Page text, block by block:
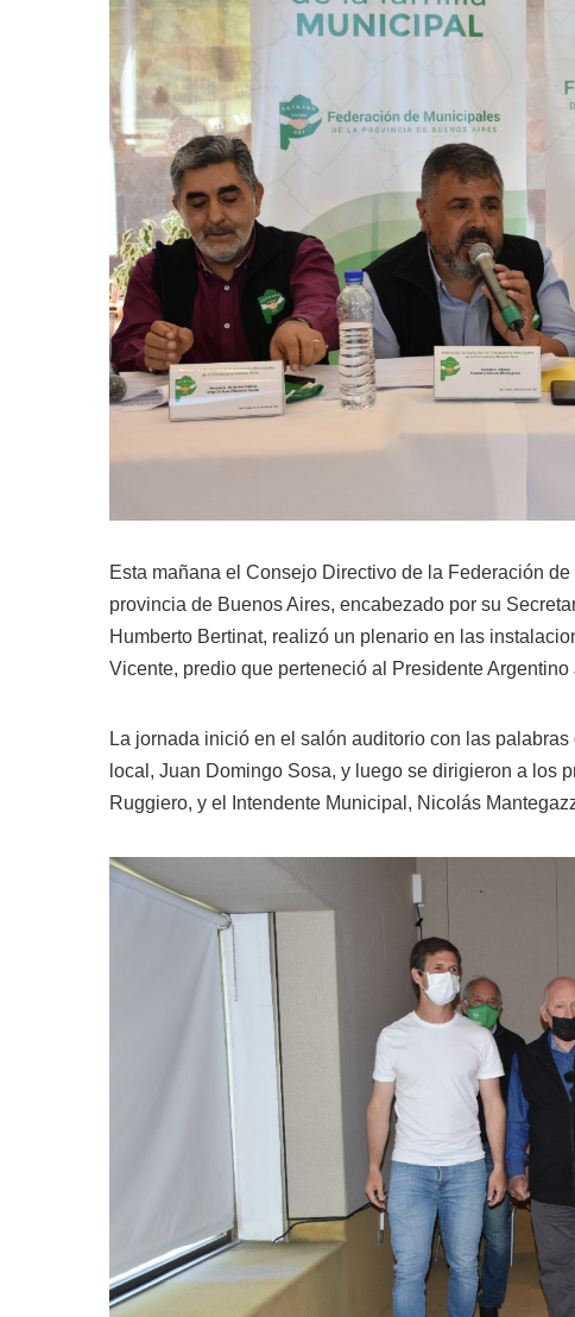
Esta mañana el Consejo Directivo de la Federación
provincia de Buenos Aires, encabezado por su
Humberto Bertinat, realizó un plenario en las
Vicente, predio que perteneció al Presidente
La jornada inició en el salón auditorio con las
local, Juan Domingo Sosa, y luego se dirigieron a los
Ruggiero, y el Intendente Municipal, Nicolás